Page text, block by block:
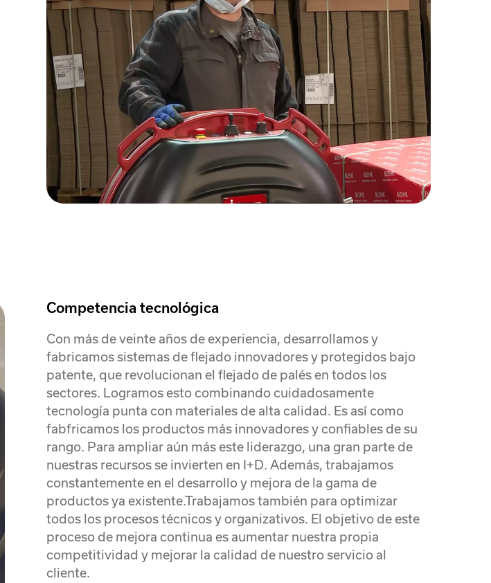
Competencia tecnológica
Con más de veinte años de experiencia, desarrollamos y
fabricamos sistemas de flejado innovadores y protegidos bajo
patente, que revolucionan el flejado de palés en todos los
sectores. Logramos esto combinando cuidadosamente
tecnología punta con materiales de alta calidad. Es así como
fabfricamos los productos más innovadores y confiables de su
rango. Para ampliar aún más este liderazgo, una gran parte de
nuestras recursos se invierten en I+D. Además, trabajamos
constantemente en el desarrollo y mejora de la gama de
productos ya existente.Trabajamos también para optimizar
todos los procesos técnicos y organizativos. El objetivo de este
proceso de mejora continua es aumentar nuestra propia
competitividad y mejorar la calidad de nuestro servicio al
cliente.